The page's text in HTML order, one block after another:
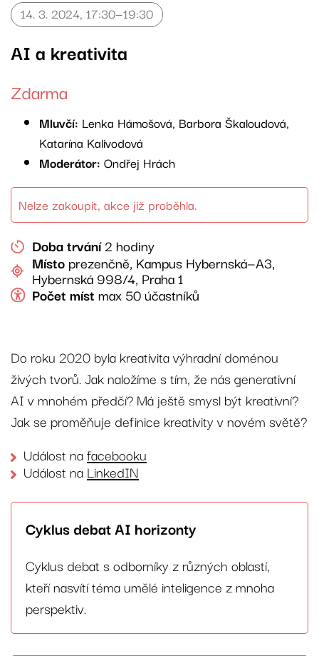
14. 3. 2024, 17:30—19:30
AI a kreativita​
Zdarma
Mluvčí: Lenka Hámošová, Barbora Škaloudová,
Katarína Kalivodová
Moderátor: Ondřej Hrách
Nelze zakoupit, akce již proběhla.
Doba trvání2 hodiny
Místo prezenčně, Kampus Hybernská—A3,
Hybernská 998/4, Praha 1
Počet míst max 50 účastníků
Do roku 2020 byla kreativita výhradní doménou
živých tvorů. Jak naložíme s tím, že nás generativní
AI v mnohém předčí? Má ještě smysl být kreativní?
Jak se proměňuje definice kreativity v novém světě?
Událost nafacebooku
Událost na LinkedIN
Cyklus debat AI horizonty
Cyklus debat s odborníky z různých oblastí,
kteří nasvítí téma umělé inteligence z mnoha
perspektiv.